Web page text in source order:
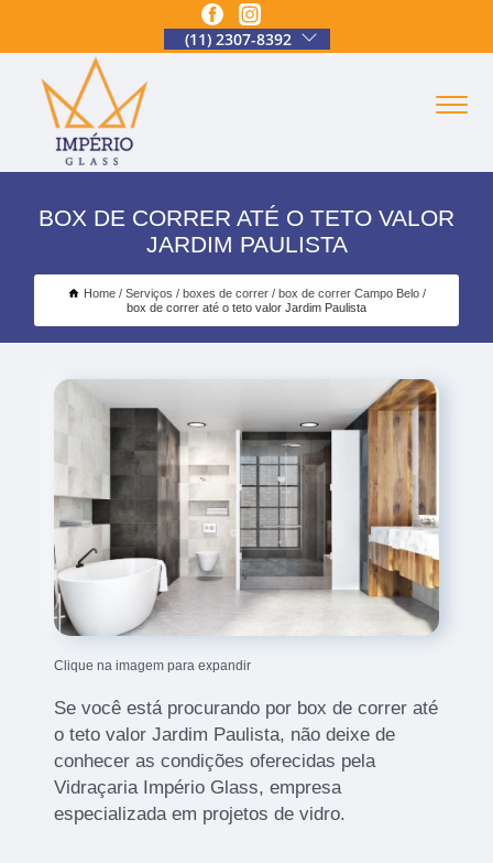
(11) 2307-8392
BOX DE CORRER ATÉ O TETO VALOR
JARDIM PAULISTA
Home Serviços boxes de correr
box de correr Campo Belo
box de correr até o teto valor Jardim Paulista
Clique na imagem para expandir
Se você está procurando por box de correr até
o teto valor Jardim Paulista, não deixe de
conhecer as condições oferecidas pela
Vidraçaria Império Glass, empresa
especializada em projetos de vidro.